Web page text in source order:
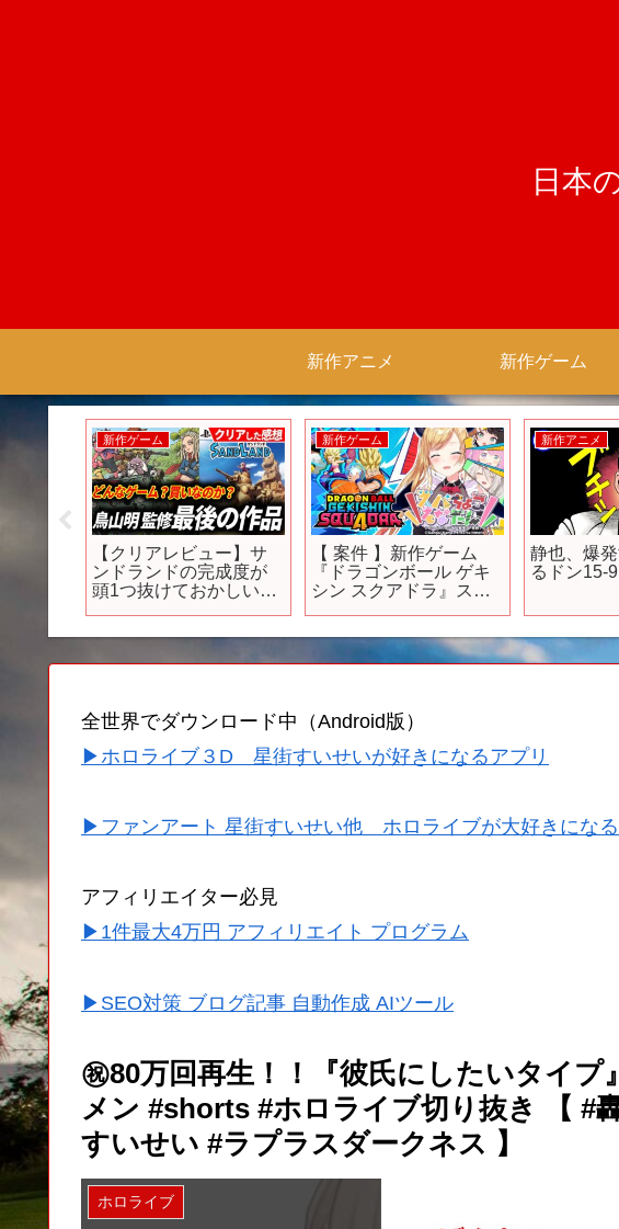
日本
新作アニメ 新作ゲーム
イン2
新作ゲーム
【クリアレビュー】サ
ンドランドの完成度が
頭1つ抜けておかしい…
新作ゲーム
【 案件 】新作ゲーム
『ドラゴンボール ゲキ
シン スクアドラ』スバ
イブ/癒月ちょこ】
新作アニメ
静也、爆
るドン15-9
全世界でダウンロード中（Android版）
▶ホロライブ３D 星街すいせいが好きになるアプリ
▶ファンアート 星街すいせい他 ホロライブが大好きになる
アフィリエイター必見
▶1件最大4万円 アフィリエイト プログラム
▶SEO対策 ブログ記事 自動作成 AIツール
㊗️80万回再生！！『彼氏にしたいタイプ
メン #shorts #ホロライブ切り抜き 【 #
すいせい #ラプラスダークネス 】
ホロライブ